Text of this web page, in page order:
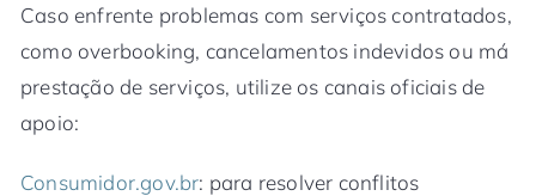
Caso enfrente problemas com serviços contratados,
como overbooking, cancelamentos indevidos ou má
prestação de serviços, utilize os canais oficiais de
apoio:
Consumidor.gov.br: para resolver conflitos